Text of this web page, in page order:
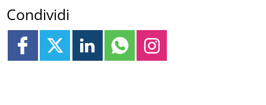
Condividi